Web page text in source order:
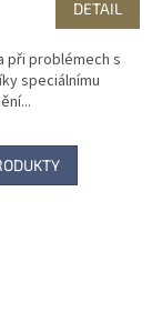
DETAIL
při problémech s
speciálnímu